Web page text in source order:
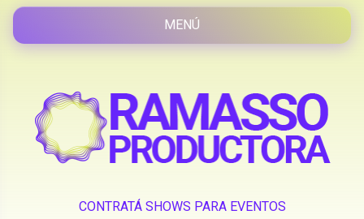
CONTRATÁ SHOWS PARA EVENTOS